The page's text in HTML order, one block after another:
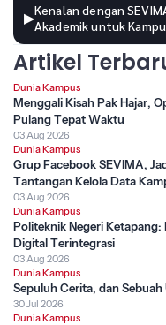
▶Kenalan dengan
Akademik untuk
Artikel
Dunia Kampus
Menggali Kisah Pak Hajar,
Pulang Tepat Waktu
03 Aug 2026
Dunia Kampus
Grup Facebook SEVIMA,
Tantangan Kelola Data
03 Aug 2026
Dunia Kampus
Politeknik Negeri Ketapang:
Digital Terintegrasi
03 Aug 2026
Dunia Kampus
Sepuluh Cerita, dan
30 Jul 2026
Dunia Kampus